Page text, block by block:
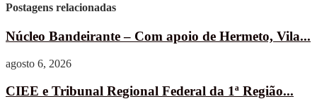
Postagens relacionadas
Núcleo Bandeirante – Com apoio de Hermeto, Vila...
agosto 6, 2026
CIEE e Tribunal Regional Federal da 1ª Região...